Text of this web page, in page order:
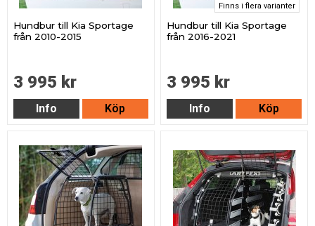
Hundbur till Kia Sportage
från 2010-2015
3 995 kr
Info Köp
Finns i flera varianter
Hundbur till Kia Sportage
från 2016-2021
3 995 kr
Info Köp